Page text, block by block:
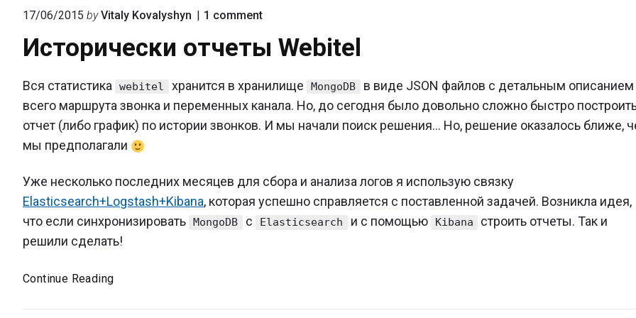
17/06/2015 by Vitaly Kovalyshyn 1 commenton
отчеты
Webitel"
Исторически отчеты Webitel
Вся статистика webitel хранится в хранилище MongoDB
в виде JSON файлов с детальным описанием
всего маршрута звонка и переменных канала. Но, до сегодня было довольно сложно быстро
отчет (либо график) по истории звонков. И мы начали поиск решения… Но, решение оказалось ближе,
мы предполагали
Уже несколько последних месяцев для сбора и анализа логов я использую связку
Elasticsearch+Logstash+Kibana, которая успешно справляется с поставленной задачей. Возникла идея,
что если синхронизировать
MongoDB с Elasticsearch и с помощью Kibana
строить отчеты. Так и
решили сделать!
Continue ReadingИсторически